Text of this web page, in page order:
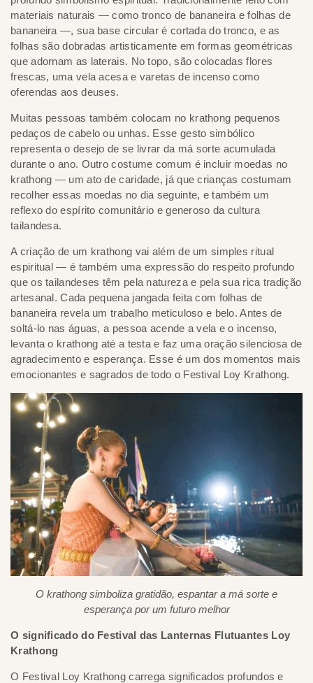
materiais naturais — como tronco de bananeira e folhas de
bananeira —, sua base circular é cortada do tronco, e as
folhas são dobradas artisticamente em formas geométricas
que adornam as laterais. No topo, são colocadas flores
frescas, uma vela acesa e varetas de incenso como
oferendas aos deuses.
Muitas pessoas também colocam no krathong pequenos
pedaços de cabelo ou unhas. Esse gesto simbólico
representa o desejo de se livrar da má sorte acumulada
durante o ano. Outro costume comum é incluir moedas no
krathong — um ato de caridade, já que crianças costumam
recolher essas moedas no dia seguinte, e também um
reflexo do espírito comunitário e generoso da cultura
tailandesa.
A criação de um krathong vai além de um simples ritual
espiritual — é também uma expressão do respeito profundo
que os tailandeses têm pela natureza e pela sua rica tradição
artesanal. Cada pequena jangada feita com folhas de
bananeira revela um trabalho meticuloso e belo. Antes de
soltá-lo nas águas, a pessoa acende a vela e o incenso,
levanta o krathong até a testa e faz uma oração silenciosa de
agradecimento e esperança. Esse é um dos momentos mais
emocionantes e sagrados de todo o Festival Loy Krathong.
O krathong simboliza gratidão, espantar a má sorte e
esperança por um futuro melhor
O significado do Festival das Lanternas Flutuantes Loy
Krathong
O Festival Loy Krathong carrega significados profundos e